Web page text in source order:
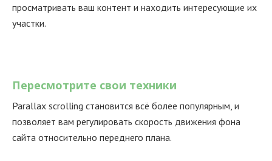
просматривать ваш контент и находить интересующие их
участки.
Пересмотрите свои техники
Parallax scrolling становится всё более популярным, и
позволяет вам регулировать скорость движения фона
сайта относительно переднего плана.